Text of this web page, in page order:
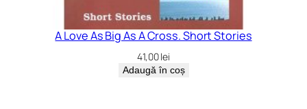
A Love As Big As A Cross. Short Stories
41,00lei
Adaugă în coș